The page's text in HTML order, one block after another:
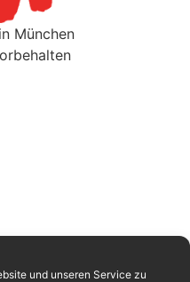
und unseren Service zu
München